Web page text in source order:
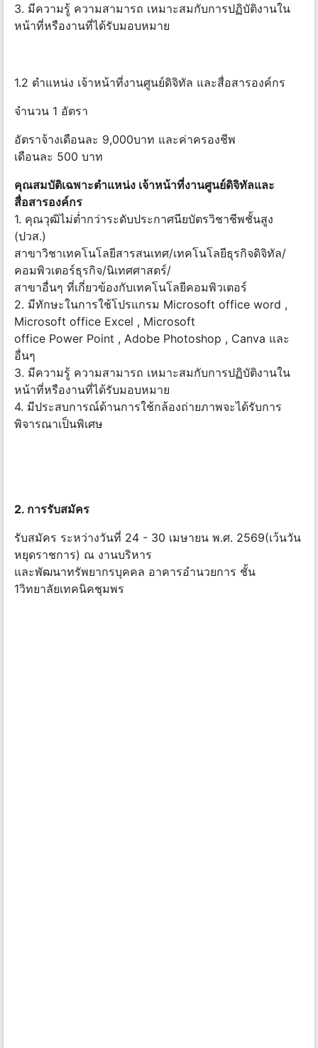
3. มีความรู้ ความสามารถ เหมาะสมกับการปฏิบัติงานใน
หน้าที่หรืองานที่ได้รับมอบหมาย
1.2 ตำแหน่ง เจ้าหน้าที่งานศูนย์ดิจิทัล และสื่อสารองค์กร
จำนวน 1 อัตรา
อัตราจ้างเดือนละ 9,000บาท และค่าครองชีพ
เดือนละ 500 บาท
คุณสมบัติเฉพาะตำแหน่ง เจ้าหน้าที่งานศูนย์ดิจิทัลและ
สื่อสารองค์กร
1. คุณวุฒิไม่ต่ำกว่าระดับประกาศนียบัตรวิชาชีพชั้นสูง
(ปวส.)
สาขาวิชาเทคโนโลยีสารสนเทศ/เทคโนโลยีธุรกิจดิจิทัล/
คอมพิวเตอร์ธุรกิจ/นิเทศศาสตร์/
สาขาอื่นๆ ที่เกี่ยวข้องกับเทคโนโลยีคอมพิวเตอร์
2. มีทักษะในการใช้โปรแกรม Microsoft office word ,
Microsoft office Excel , Microsoft
office Power Point , Adobe Photoshop , Canva และ
อื่นๆ
3. มีความรู้ ความสามารถ เหมาะสมกับการปฏิบัติงานใน
หน้าที่หรืองานที่ได้รับมอบหมาย
4. มีประสบการณ์ด้านการใช้กล้องถ่ายภาพจะได้รับการ
พิจารณาเป็นพิเศษ
2. การรับสมัคร
รับสมัคร ระหว่างวันที่ 24 - 30 เมษายน พ.ศ. 2569(เว้นวัน
หยุดราชการ) ณ งานบริหาร
และพัฒนาทรัพยากรบุคคล อาคารอำนวยการ ชั้น
1วิทยาลัยเทคนิคชุมพร